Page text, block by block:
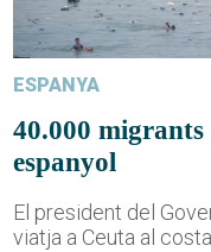
ESPANYA
40.000
espanyol
El president del
viatja a Ceuta al